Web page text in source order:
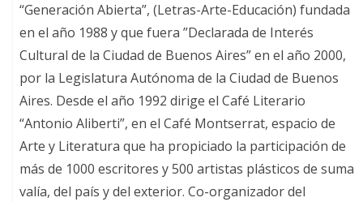
“Generación Abierta”, (Letras-Arte-Educación) fundada
en el año 1988 y que fuera ”Declarada de Interés
Cultural de la Ciudad de Buenos Aires” en el año 2000,
por la Legislatura Autónoma de la Ciudad de Buenos
Aires. Desde el año 1992 dirige el Café Literario
“Antonio Aliberti”, en el Café Montserrat, espacio de
Arte y Literatura que ha propiciado la participación de
más de 1000 escritores y 500 artistas plásticos de suma
valía, del país y del exterior. Co-organizador del